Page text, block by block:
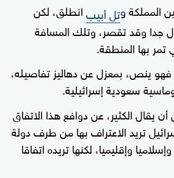
المملكة وتل أبيبانطلق، لكن
جدا وقد تقصر، وتلك المسافة
تمر بها المنطقة.
فهو ينص، بمعزل عن دهاليز تفاصيله،
سعودية إسرائيلية.
يقال الكثير، عن دوافع هذا الاتفاق
تريد الاعتراف بها من طرف دولة
وإسلاميا وإقليميا، لكنها تريده اتفاقا